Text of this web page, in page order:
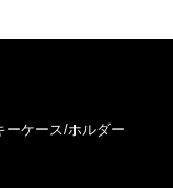
ーケース/ホルダー